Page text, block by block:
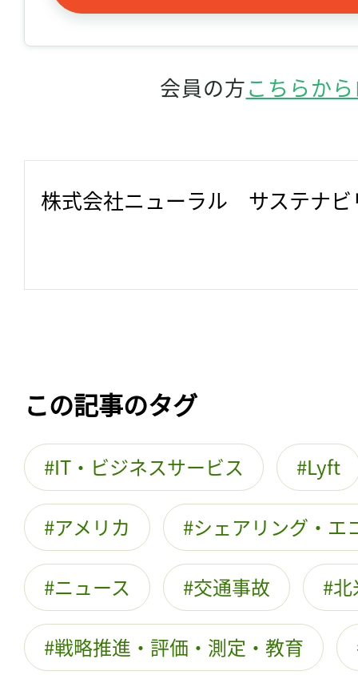
会員の方こちらか
株式会社ニューラル　サステナ
この記事のタグ
IT・ビジネスサービス Lyft
アメリカ シェアリング・エ
ニュース 交通事故
戦略推進・評価・測定・教育